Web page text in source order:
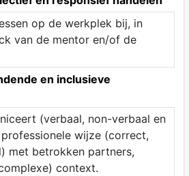
op de werkplek bij, in
van de mentor en/of de
en inclusieve
(verbaal, non-verbaal en
wijze (correct,
met betrokken partners,
context.